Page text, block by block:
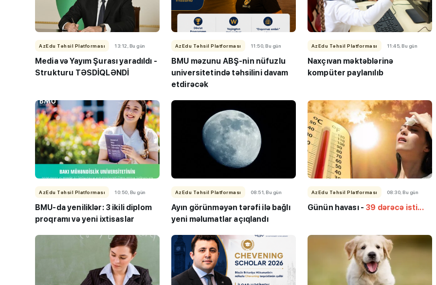
AzEdu Təhsil Platforması 13:12, Bu gün
Media və Yayım Şurası yaradıldı -
Strukturu TƏSDİQLƏNDİ
AzEdu Təhsil Platforması 11:50, Bu gün
BMU məzunu ABŞ-nin nüfuzlu
universitetində təhsilini davam
etdirəcək
AzEdu Təhsil Platforması 11:45, Bu gün
Naxçıvan məktəblərinə
kompüter paylanılıb
AzEdu Təhsil Platforması 10:50, Bu gün
BMU-da yeniliklər: 3 ikili diplom
proqramı və yeni ixtisaslar
AzEdu Təhsil Platforması 08:51, Bu gün
Ayın görünməyən tərəfi ilə bağlı
yeni məlumatlar açıqlandı
AzEdu Təhsil Platforması 08:30, Bu gün
Günün havası - 39 dərəcə isti...
BMU-İNHA ikili diplom
keçirilib
MİQ balına görə Bakı üzrə
OLDU